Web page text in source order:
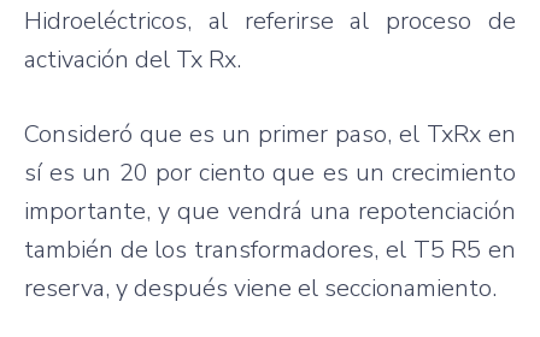
Hidroeléctricos, al referirse al proceso de
activación del Tx Rx.
Consideró que es un primer paso, el TxRx en
sí es un 20 por ciento que es un crecimiento
importante, y que vendrá una repotenciación
también de los transformadores, el T5 R5 en
reserva, y después viene el seccionamiento.